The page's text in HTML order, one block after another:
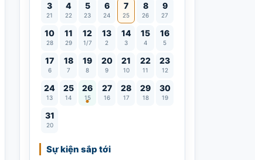
3
21
4
22
5
23
6
24
7
25
8
26
9
27
10
28
11
29
12
1/7
13
2
14
3
15
4
16
5
17
6
18
7
19
8
20
9
21
10
22
11
23
12
24
13
25
14
26
15
Lễ Vu Lan
27
16
28
17
29
18
30
19
31
20
Sự kiện sắp tới